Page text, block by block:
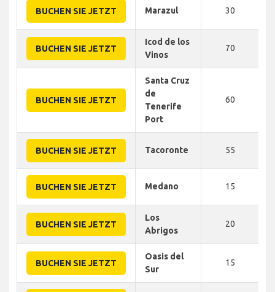
BUCHEN SIE JETZT Marazul 30
BUCHEN SIE JETZT
Icod de los
Vinos
70
BUCHEN SIE JETZT
Santa Cruz
de
Tenerife
Port
60
BUCHEN SIE JETZT Tacoronte 55
BUCHEN SIE JETZT Medano 15
BUCHEN SIE JETZT
Los
Abrigos
20
BUCHEN SIE JETZT
Oasis del
Sur
15